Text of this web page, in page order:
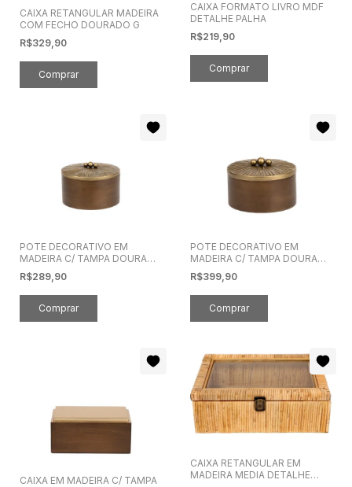
CAIXA RETANGULAR MADEIRA
COM FECHO DOURADO G
R$329,90
CAIXA FORMATO LIVRO MDF
DETALHE PALHA
R$219,90
POTE DECORATIVO EM
MADEIRA C/ TAMPA DOURADA
R$289,90
POTE DECORATIVO EM
MADEIRA C/ TAMPA DOURADA
R$399,90
CAIXA EM MADEIRA C/ TAMPA
CAIXA RETANGULAR EM
MADEIRA MEDIA DETALHE